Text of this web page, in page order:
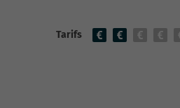
Tarifs